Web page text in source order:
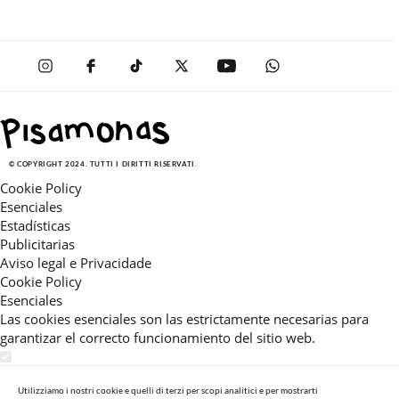
© COPYRIGHT 2024. TUTTI I DIRITTI RISERVATI.
Cookie Policy
Esenciales
Estadísticas
Publicitarias
Aviso legal e Privacidade
Cookie Policy
Esenciales
Las cookies esenciales son las estrictamente necesarias para
garantizar el correcto funcionamiento del sitio web.
Estas cookies nos permiten ofrecerle una experiencia en el sitio
Utilizziamo i nostri cookie e quelli di terzi per scopi analitici e per mostrarti